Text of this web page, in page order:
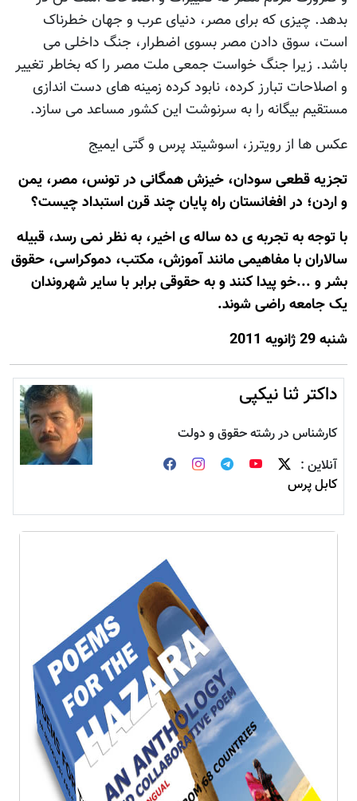
بدهد. چیزی که برای مصر، دنیای عرب و جهان خطرناک
است، سوق دادن مصر بسوی اضطرار، جنگ داخلی می
باشد. زیرا جنگ خواست جمعی ملت مصر را که بخاطر تغییر
و اصلاحات تبارز کرده، نابود کرده زمینه های دست اندازی
مستقیم بیگانه را به سرنوشت این کشور مساعد می سازد.
عکس ها از رویترز، اسوشیتد پرس و گتی ایمیج
تجزیه قطعی سودان، خیزش همگانی در تونس، مصر، یمن
و اردن؛ در افغانستان راه پایان چند قرن استبداد چیست؟
با توجه به تجربه ی ده ساله ی اخیر، به نظر نمی رسد، قبیله
سالاران با مفاهیمی مانند آموزش، مکتب، دموکراسی، حقوق
بشر و ...خو پیدا کنند و به حقوقی برابر با سایر شهروندان
یک جامعه راضی شوند.
شنبه 29 ژانويه 2011
داکتر ثنا نیکپی
کارشناس در رشته حقوق و دولت
آنلاین :
کابل پرس